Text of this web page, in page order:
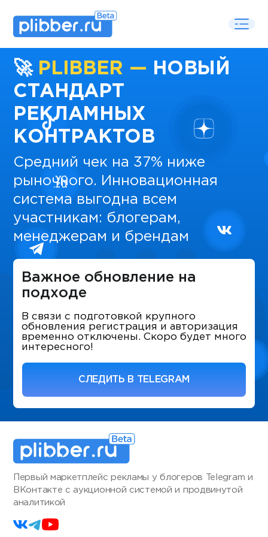
🚀 PLIBBER —
НОВЫЙ
СТАНДАРТ
РЕКЛАМНЫХ
КОНТРАКТОВ
Средний чек на 37% ниже
рыночного. Инновационная
система выгодна всем
участникам: блогерам,
менеджерам и брендам
Важное обновление на
подходе
В связи с подготовкой крупного
обновления регистрация и авторизация
временно отключены. Скоро будет много
интересного!
СЛЕДИТЬ В TELEGRAM
Первый маркетплейс рекламы у блогеров Telegram и
ВКонтакте с аукционной системой и продвинутой
аналитикой